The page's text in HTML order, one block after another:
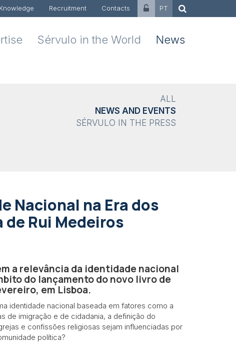
Knowledge Recruitment Contacts PT
Sérvulo in the World News
ALL
NEWS AND EVENTS
SÉRVULO IN THE PRESS
Nacional na Era dos
de Rui Medeiros
a relevância da identidade nacional
do lançamento do novo livro de
em Lisboa.
identidade nacional baseada em fatores como a
de imigração e de cidadania, a definição do
e confissões religiosas sejam influenciadas por
política?